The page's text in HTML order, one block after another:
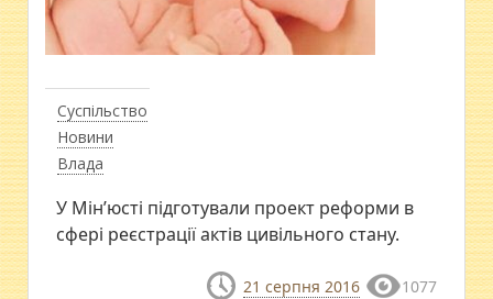
Суспільство
Новини
Влада
У Мін’юсті підготували проект реформи в
сфері реєстрації актів цивільного стану.
21 серпня 2016 1077